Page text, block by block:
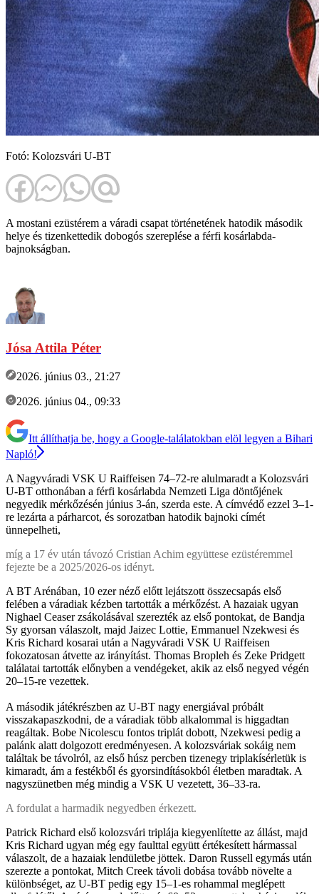
Fotó: Kolozsvári U-BT
A mostani ezüstérem a váradi csapat történetének hatodik második
helye és tizenkettedik dobogós szereplése a férfi kosárlabda-
bajnokságban.
Jósa Attila Péter
2026. június 03., 21:27
2026. június 04., 09:33
Itt állíthatja be, hogy a Google-találatokban elöl legyen a Bihari
Napló!
A Nagyváradi VSK U Raiffeisen 74–72-re alulmaradt a Kolozsvári
U-BT otthonában a férfi kosárlabda Nemzeti Liga döntőjének
negyedik mérkőzésén június 3-án, szerda este. A címvédő ezzel 3–1-
re lezárta a párharcot, és sorozatban hatodik bajnoki címét
ünnepelheti,
míg a 17 év után távozó Cristian Achim együttese ezüstéremmel
fejezte be a 2025/2026-os idényt.
A BT Arénában, 10 ezer néző előtt lejátszott összecsapás első
felében a váradiak kézben tartották a mérkőzést. A hazaiak ugyan
Nighael Ceaser zsákolásával szerezték az első pontokat, de Bandja
Sy gyorsan válaszolt, majd Jaizec Lottie, Emmanuel Nzekwesi és
Kris Richard kosarai után a Nagyváradi VSK U Raiffeisen
fokozatosan átvette az irányítást. Thomas Bropleh és Zeke Pridgett
találatai tartották előnyben a vendégeket, akik az első negyed végén
20–15-re vezettek.
A második játékrészben az U-BT nagy energiával próbált
visszakapaszkodni, de a váradiak több alkalommal is higgadtan
reagáltak. Bobe Nicolescu fontos triplát dobott, Nzekwesi pedig a
palánk alatt dolgozott eredményesen. A kolozsváriak sokáig nem
találtak be távolról, az első húsz percben tizenegy triplakísérletük is
kimaradt, ám a festékből és gyorsindításokból életben maradtak. A
nagyszünetben még mindig a VSK U vezetett, 36–33-ra.
A fordulat a harmadik negyedben érkezett.
Patrick Richard első kolozsvári triplája kiegyenlítette az állást, majd
Kris Richard ugyan még egy faulttal együtt értékesített hármassal
válaszolt, de a hazaiak lendületbe jöttek. Daron Russell egymás után
szerezte a pontokat, Mitch Creek távoli dobása tovább növelte a
különbséget, az U-BT pedig egy 15–1-es rohammal meglépett